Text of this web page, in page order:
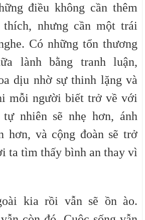
điều không cần thêm
nhưng cần một trái
Có những tổn thương
lành bằng tranh luận,
dịu nhờ sự thinh lặng và
mỗi người biết trở về với
nhiên sẽ nhẹ hơn, ánh
hơn, và cộng đoàn sẽ trở
ta tìm thấy bình an thay vì
kia rồi vẫn sẽ ồn ào.